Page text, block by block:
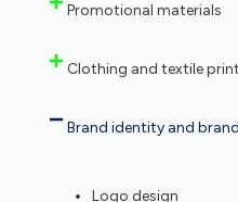
Promotional materials
Clothing and textile
Brand identity and
Logo design